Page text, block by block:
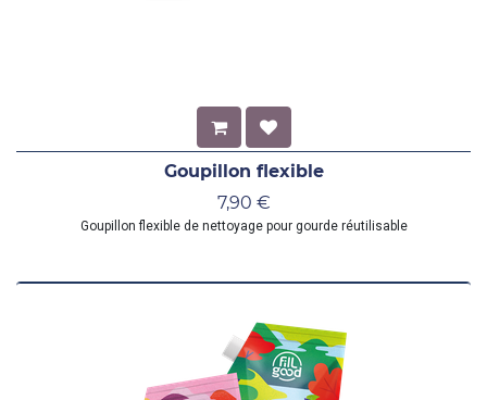
Goupillon flexible
7,90 €
Goupillon flexible de nettoyage pour gourde réutilisable